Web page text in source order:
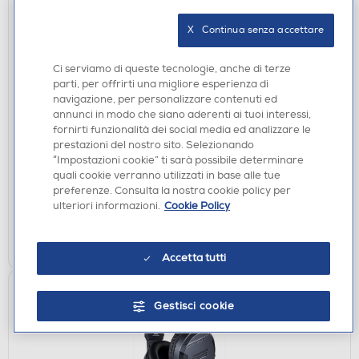
ACCESSORI HOME ENTERTAINMENT
BIG BEN - KIT CUSTODIA, VETRO, CASE GIOCHI
SWITCH 2-Blu
€ 19,90
Acquisto online:disponibile
Ritiro in negozio in 30' gratuito:verifica
Ci serviamo di queste tecnologie, anche di terze
parti, per offrirti una migliore esperienza di
navigazione, per personalizzare contenuti ed
annunci in modo che siano aderenti ai tuoi interessi,
fornirti funzionalità dei social media ed analizzare le
prestazioni del nostro sito. Selezionando
“Impostazioni cookie” ti sarà possibile determinare
quali cookie verranno utilizzati in base alle tue
preferenze. Consulta la nostra cookie policy per
ulteriori informazioni. Cookie Policy
Accetta tutti
Gestisci cookie
X   Continua senza accettare